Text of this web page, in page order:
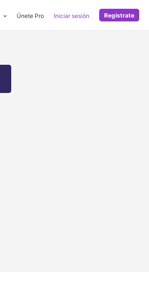
Únete Pro Iniciar sesión Regístrate